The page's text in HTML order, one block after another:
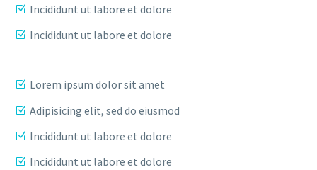
Incididunt ut labore et dolore
Incididunt ut labore et dolore
Lorem ipsum dolor sit amet
Adipisicing elit, sed do eiusmod
Incididunt ut labore et dolore
Incididunt ut labore et dolore